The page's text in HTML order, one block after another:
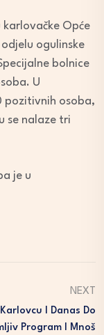
karlovačke Opće
ogulinske
bolnice
U
pozitivnih osoba,
se nalaze tri
je u
NEXT
I Danas Do
Program I Mnoš